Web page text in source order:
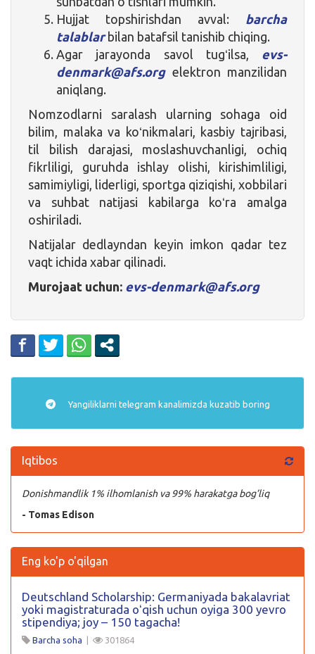
Hujjat topshirishdan avval: barcha
talablarbilan batafsil tanishib chiqing.
Agar jarayonda savol tugʻilsa, evs-
denmark@afs.orgelektron manzilidan
aniqlang.
Nomzodlarni saralash ularning sohaga oid
bilim, malaka va koʻnikmalari, kasbiy tajribasi,
til bilish darajasi, moslashuvchanligi, ochiq
fikrliligi, guruhda ishlay olishi, kirishimliligi,
samimiyligi, liderligi, sportga qiziqishi, xobbilari
va suhbat natijasi kabilarga koʻra amalga
oshiriladi.
Natijalar dedlayndan keyin imkon qadar tez
vaqt ichida xabar qilinadi.
Murojaat uchun: evs-denmark@afs.org
Yangiliklarni telegram kanalimizda kuzatib boring
Iqtibos
Donishmandlik 1% ilhomlanish va 99% harakatga bog’liq
- Tomas Edison
Eng ko'p o'qilgan
Deutschland Scholarship: Germaniyada bakalavriat
yoki magistraturada oʻqish uchun oyiga 300 yevro
stipendiya; joy – 150 tagacha!
Barcha soha | 301864